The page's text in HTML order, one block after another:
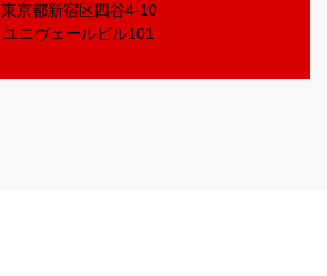
東京都新宿区四谷4-10
ユニヴェールビル101